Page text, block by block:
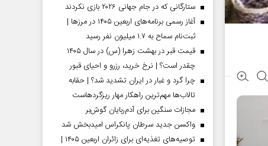
ستارگانی که در جام جهانی ۲۰۲۶ بازی نکردند
آغاز رسمی برنامه‌های اربعین ۱۴۰۵ در مرز‌ها |
ثبت‌نام سماح به ۱.۷ میلیون نفر رسید
قیمت قبر در بهشت زهرا (س) در سال ۱۴۰۵
چقدر است؟ | نرخ خرید، رزرو و احیای قبور
چرا گرد و غبار در ایران تشدید شد؟ | حقابه
تالاب‌ها مهم‌ترین راهکار مهار ریزگردهاست
مجازات سنگین برای آدم‌ربایان گوش‌بر
واکسن جدید سرطان پانکراس امیدبخش شد
توصیه‌های تغذیه‌ای برای زائران اربعین ۱۴۰۵ |